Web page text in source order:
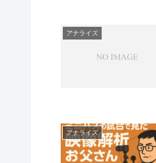
アナライズ
アナライズ